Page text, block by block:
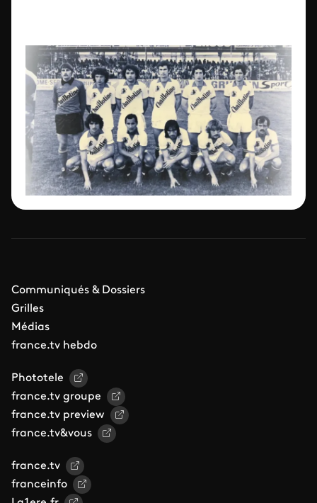
Communiqués & Dossiers
Grilles
Médias
france.tv hebdo
Phototele
france.tv groupe
france.tv preview
france.tv&vous
france.tv
franceinfo